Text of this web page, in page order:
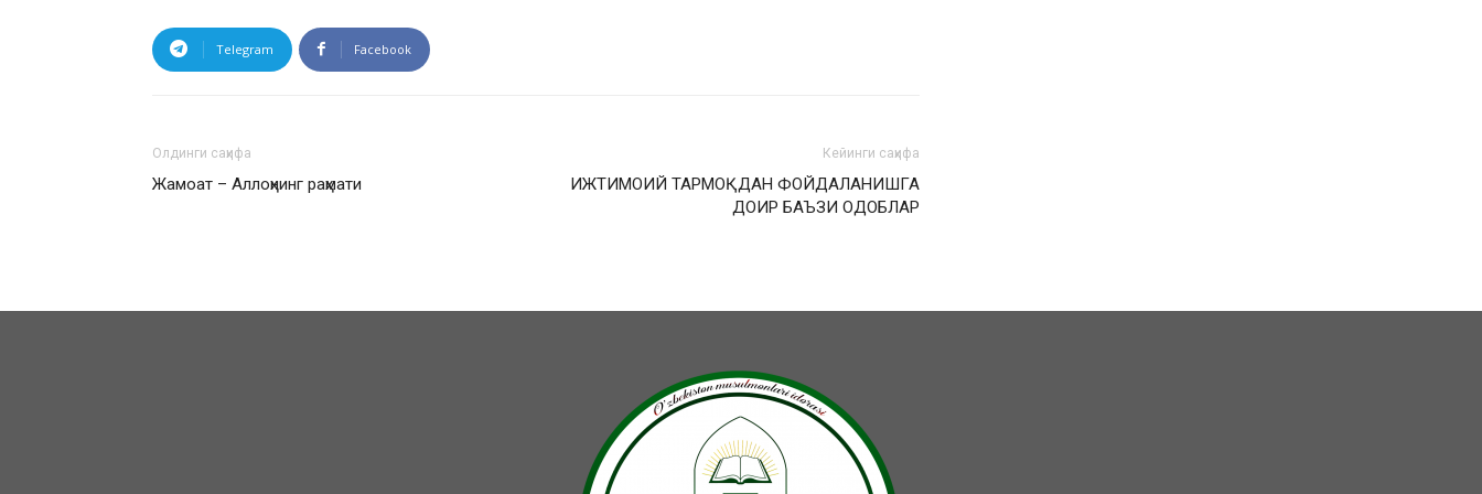
Telegram Facebook
Олдинги саҳифа
Жамоат – Аллоҳнинг раҳмати
Кейинги саҳифа
ИЖТИМОИЙ ТАРМОҚДАН ФОЙДАЛАНИШГА
ДОИР БАЪЗИ ОДОБЛАР